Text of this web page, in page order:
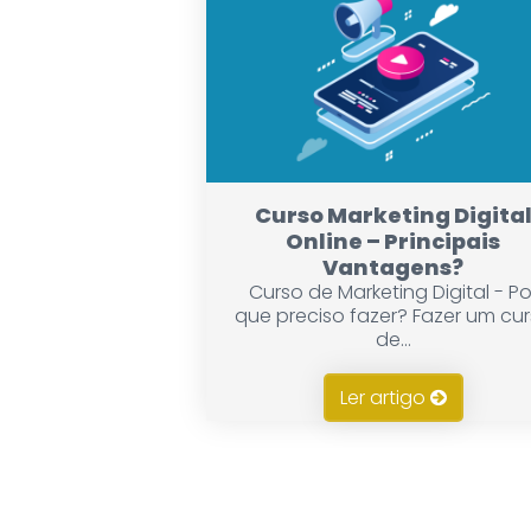
Curso Marketing Digital
Online – Principais
Vantagens?
Curso de Marketing Digital -
que preciso fazer? Fazer um
de...
Ler artigo